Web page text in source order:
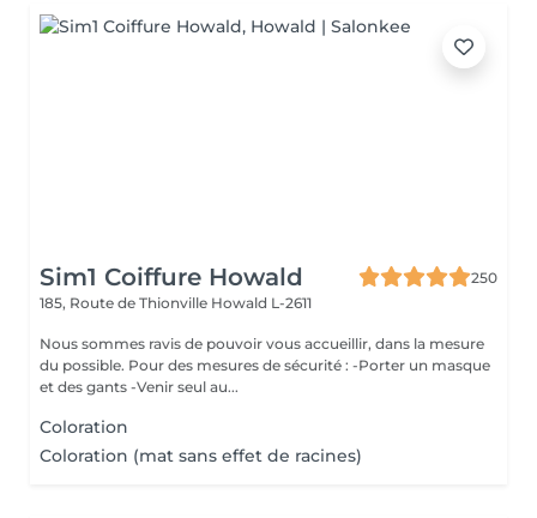
Sim1 Coiffure Howald
250
185, Route de Thionville Howald L-2611
Nous sommes ravis de pouvoir vous accueillir, dans la mesure
du possible. Pour des mesures de sécurité : -Porter un masque
et des gants -Venir seul au...
Coloration
Coloration (mat sans effet de racines)